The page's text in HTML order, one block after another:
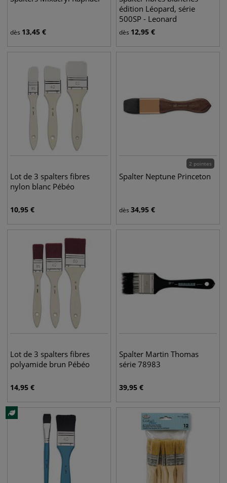
dès 13,45 €
édition Léopard, série
500SP - Leonard
dès 12,95 €
Lot de 3 spalters fibres
nylon blanc Pébéo
10,95 €
2 pointes
Spalter Neptune Princeton
dès 34,95 €
Lot de 3 spalters fibres
polyamide brun Pébéo
14,95 €
Spalter Martin Thomas
série 78983
39,95 €